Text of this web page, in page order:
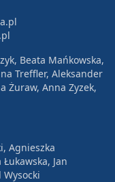
Beata Mańkowska,
Treffler, Aleksander
Żuraw, Anna Zyzek,
Agnieszka
Jan
Wysocki